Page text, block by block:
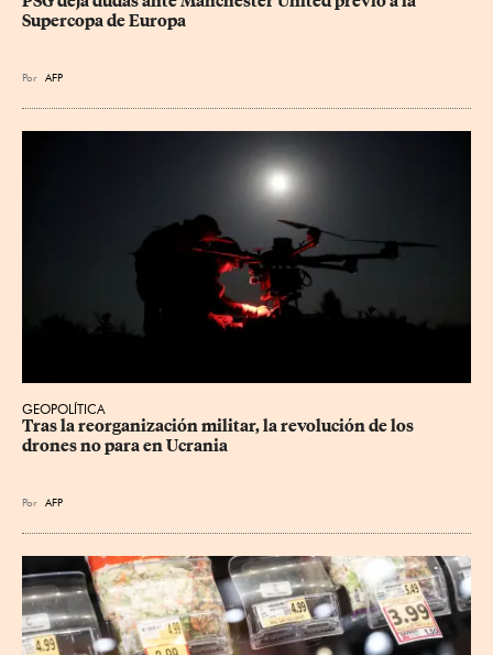
Supercopa de Europa
Por AFP
GEOPOLÍTICA
Tras la reorganización militar, la revolución de los
drones no para en Ucrania
Por AFP